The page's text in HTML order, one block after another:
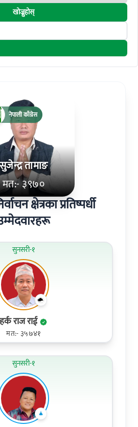
खोज्नुहोस्
तामाङ
मत:- ३९७०
नेपाली काँग्रेस
क्षेत्रका प्रतिष्पर्धी
सुनसरी-१
हर्क राज राई
मत:- ३५७४१
सुनसरी-१